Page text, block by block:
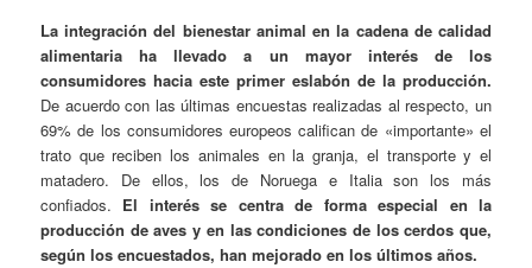
La integración del bienestar animal en la cadena de calidad
alimentaria ha llevado a un mayor interés de los
consumidores hacia este primer eslabón de la producción.
De acuerdo con las últimas encuestas realizadas al respecto, un
69% de los consumidores europeos califican de «importante» el
trato que reciben los animales en la granja, el transporte y el
matadero. De ellos, los de Noruega e Italia son los más
confiados. El interés se centra de forma especial en la
producción de aves y en las condiciones de los cerdos que,
según los encuestados, han mejorado en los últimos años.